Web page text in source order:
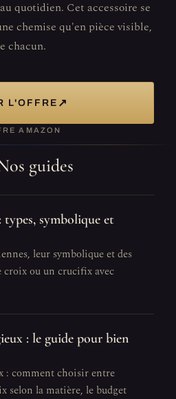
quotidien. Cet accessoire se
chemise qu'en pièce visible,
chacun.
L'OFFRE ↗
AMAZON
guides
symbolique et
leur symbolique et des
ou un crucifix avec
: le guide pour bien
: comment choisir entre
selon la matière, le budget